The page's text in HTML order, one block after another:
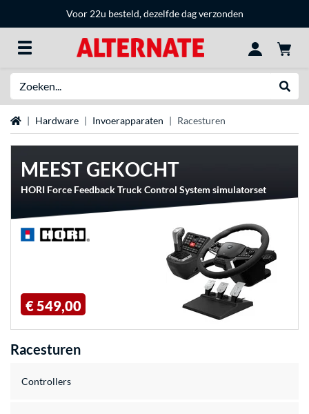
Voor 22u besteld, dezelfde dag verzonden
Home Hardware Invoerapparaten Racesturen
MEEST GEKOCHT
HORI Force Feedback Truck Control System simulatorset
€ 549,00
Racesturen
Controllers